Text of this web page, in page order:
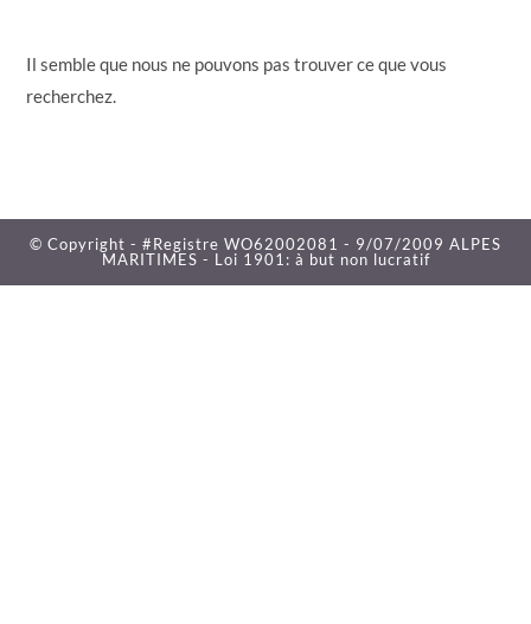
Il semble que nous ne pouvons pas trouver ce que vous
recherchez.
© Copyright - #Registre WO62002081 - 9/07/2009 ALPES
MARITIMES - Loi 1901: à but non lucratif